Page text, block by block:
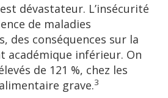
dévastateur. L’insécurité
de maladies
des conséquences sur la
académique inférieur. On
de 121 %, chez les
grave.3